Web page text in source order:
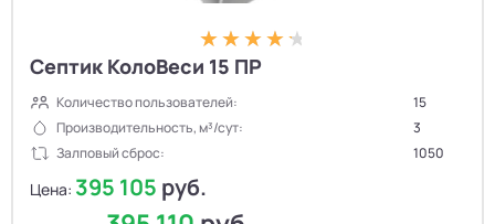
Септик КолоВеси 15 ПР
Количество пользователей:
15
Производительность, м³/сут:
3
Залповый сброс:
1050
Цена: 395 105 руб.